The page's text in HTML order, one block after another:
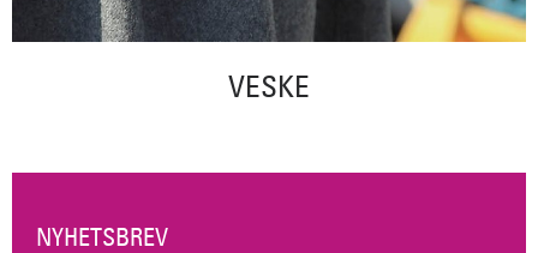
VESKE
NYHETSBREV